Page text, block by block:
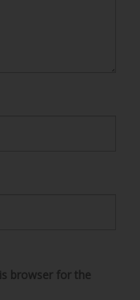
browser for the